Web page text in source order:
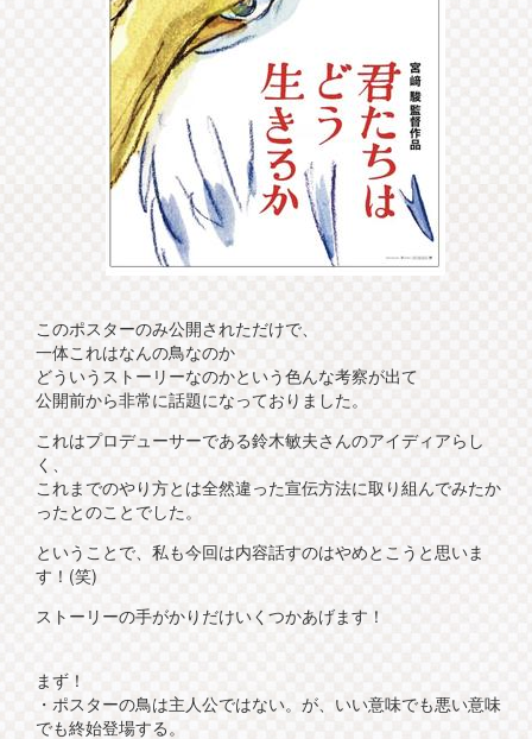
このポスターのみ公開されただけで、
一体これはなんの鳥なのか
どういうストーリーなのかという色んな考察が出て
公開前から非常に話題になっておりました。
これはプロデューサーである鈴木敏夫さんのアイディアらし
く、
これまでのやり方とは全然違った宣伝方法に取り組んでみたか
ったとのことでした。
ということで、私も今回は内容話すのはやめとこうと思いま
す！(笑)
ストーリーの手がかりだけいくつかあげます！
まず！
・ポスターの鳥は主人公ではない。が、いい意味でも悪い意味
でも終始登場する。